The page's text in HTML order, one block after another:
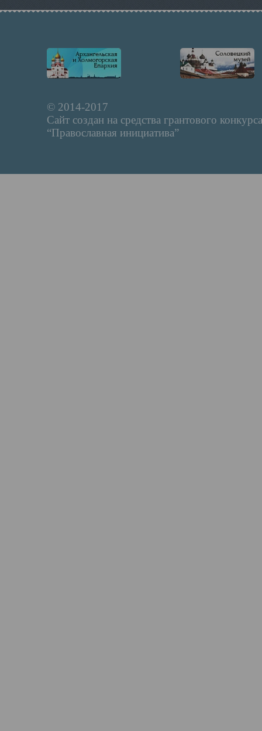
© 2014-2017
Сайт создан на средства грантового конкурса
“Православная инициатива”